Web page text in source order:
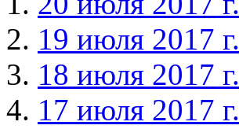
19 июля 2017 г.
18 июля 2017 г.
17 июля 2017 г.